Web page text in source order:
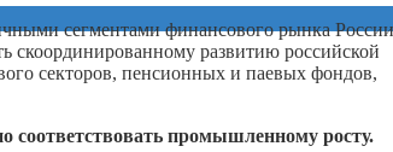
сегментами финансового рынка
скоординированному развитию российской
секторов, пенсионных и паевых фондов,
соответствовать промышленному росту.